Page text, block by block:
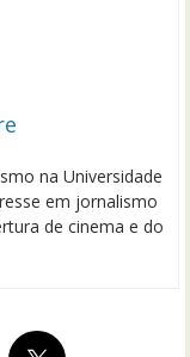
na Universidade
em jornalismo
de cinema e do